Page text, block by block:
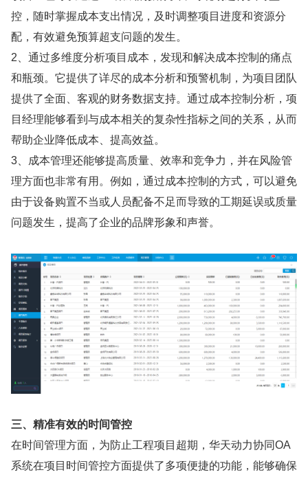
控，随时掌握成本支出情况，及时调整项目进度和资源分
配，有效避免预算超支问题的发生。
2、通过多维度分析项目成本，发现和解决成本控制的痛点
和瓶颈。它提供了详尽的成本分析和预警机制，为项目团队
提供了全面、客观的财务数据支持。通过成本控制分析，项
目经理能够看到与成本相关的复杂性指标之间的关系，从而
帮助企业降低成本、提高效益。
3、成本管理还能够提高质量、效率和竞争力，并在风险管
理方面也非常有用。例如，通过成本控制的方式，可以避免
由于设备购置不当或人员配备不足而导致的工期延误或质量
问题发生，提高了企业的品牌形象和声誉。
三、精准有效的时间管控
在时间管理方面，为防止工程项目超期，华天动力协同OA
系统在项目时间管控方面提供了多项便捷的功能，能够确保